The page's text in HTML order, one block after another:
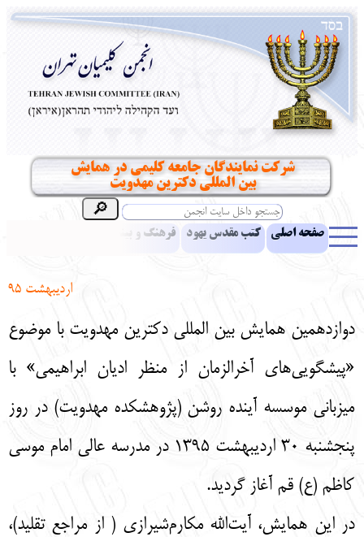
شرکت نمایندگان جامعه کلیمی در همایش
بین المللی دکترین مهدویت
صفحه اصلی کتب مقدس یهود فرهنگ و بینش یهود
نهاد های انجمن تماس باما پرسش و پاسخ انتقادات و پیشنهادات
עברית
اردیبهشت 95
دوازدهمین همایش بین المللی دکترین مهدویت با موضوع
«پیشگویی‌های آخرالزمان از منظر ادیان ابراهیمی» با
میزبانی موسسه آینده روشن (پژوهشکده مهدویت) در روز
پنجشنبه ۳۰ اردیبهشت ۱۳۹۵ در مدرسه عالی امام موسی
کاظم (ع) قم آغاز گردید.
در این همایش، آیت‌الله مکارم‌شیرازی ( از مراجع تقلید)،